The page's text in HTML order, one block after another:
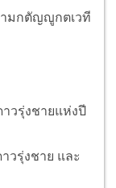
มกตัญญูกตเวที
าวรุ่งชายแห่งปี
วรุ่งชาย และ